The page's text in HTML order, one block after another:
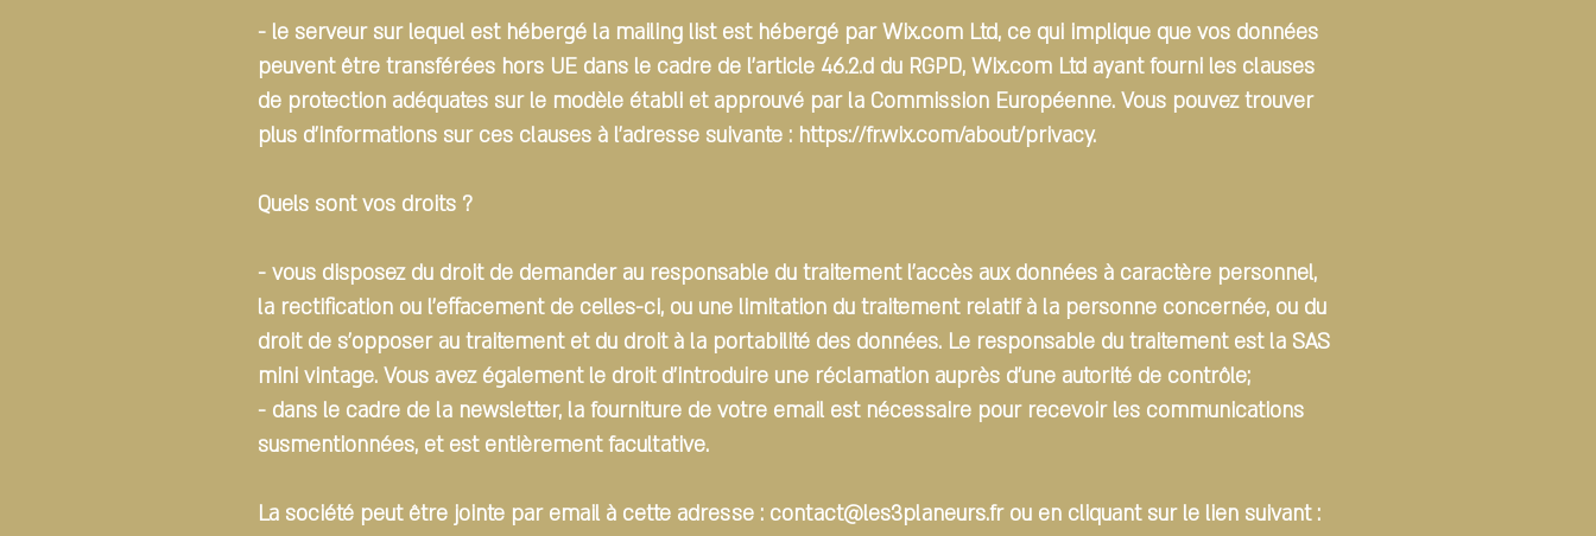
- le serveur sur lequel est hébergé la mailing list est hébergé par Wix.com Ltd, ce qui implique que vos données
peuvent être transférées hors UE dans le cadre de l’article 46.2.d du RGPD, Wix.com Ltd ayant fourni les clauses
de protection adéquates sur le modèle établi et approuvé par la Commission Européenne. Vous pouvez trouver
plus d’informations sur ces clauses à l'adresse suivante : https://fr.wix.com/about/privacy.
Quels sont vos droits ?
- vous disposez du droit de demander au responsable du traitement l’accès aux données à caractère personnel,
la rectification ou l’effacement de celles-ci, ou une limitation du traitement relatif à la personne concernée, ou du
droit de s’opposer au traitement et du droit à la portabilité des données. Le responsable du traitement est la SAS
mini vintage. Vous avez également le droit d’introduire une réclamation auprès d’une autorité de contrôle;
- dans le cadre de la newsletter, la fourniture de votre email est nécessaire pour recevoir les communications
susmentionnées, et est entièrement facultative.
La société peut être jointe par email à cette adresse : contact@les3planeurs.frou en cliquant sur le lien suivant :